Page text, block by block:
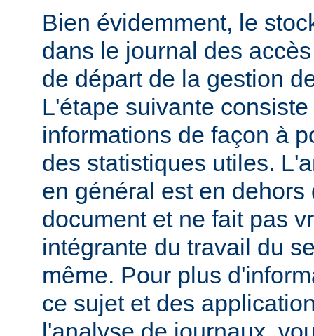
Bien évidemment, le
dans le journal des
de départ de la gestion
L'étape suivante
informations de façon à
des statistiques utiles.
en général est en dehors
document et ne fait pas
intégrante du travail du
même. Pour plus
ce sujet et des